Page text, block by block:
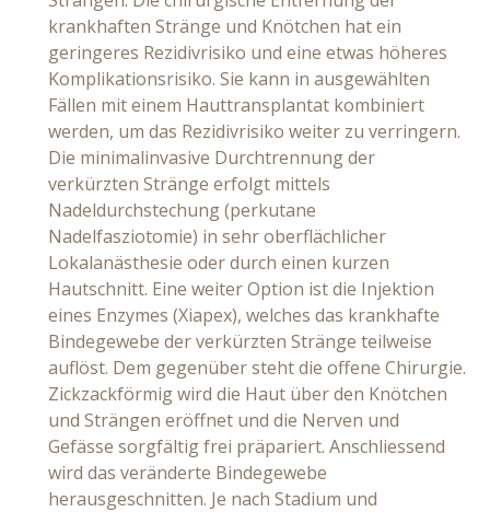
krankhaften Stränge und Knötchen hat ein
geringeres Rezidivrisiko und eine etwas höheres
Komplikationsrisiko. Sie kann in ausgewählten
Fällen mit einem Hauttransplantat kombiniert
werden, um das Rezidivrisiko weiter zu verringern.
Die minimalinvasive Durchtrennung der
verkürzten Stränge erfolgt mittels
Nadeldurchstechung (perkutane
Nadelfasziotomie) in sehr oberflächlicher
Lokalanästhesie oder durch einen kurzen
Hautschnitt. Eine weiter Option ist die Injektion
eines Enzymes (Xiapex), welches das krankhafte
Bindegewebe der verkürzten Stränge teilweise
auflöst. Dem gegenüber steht die offene Chirurgie.
Zickzackförmig wird die Haut über den Knötchen
und Strängen eröffnet und die Nerven und
Gefässe sorgfältig frei präpariert. Anschliessend
wird das veränderte Bindegewebe
herausgeschnitten. Je nach Stadium und